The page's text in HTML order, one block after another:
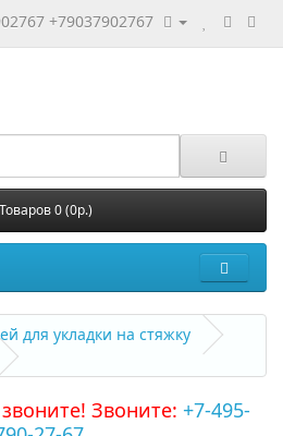
+79037902767
Товаров 0 (0р.)
для укладки на стяжку
Звоните: +7-495-